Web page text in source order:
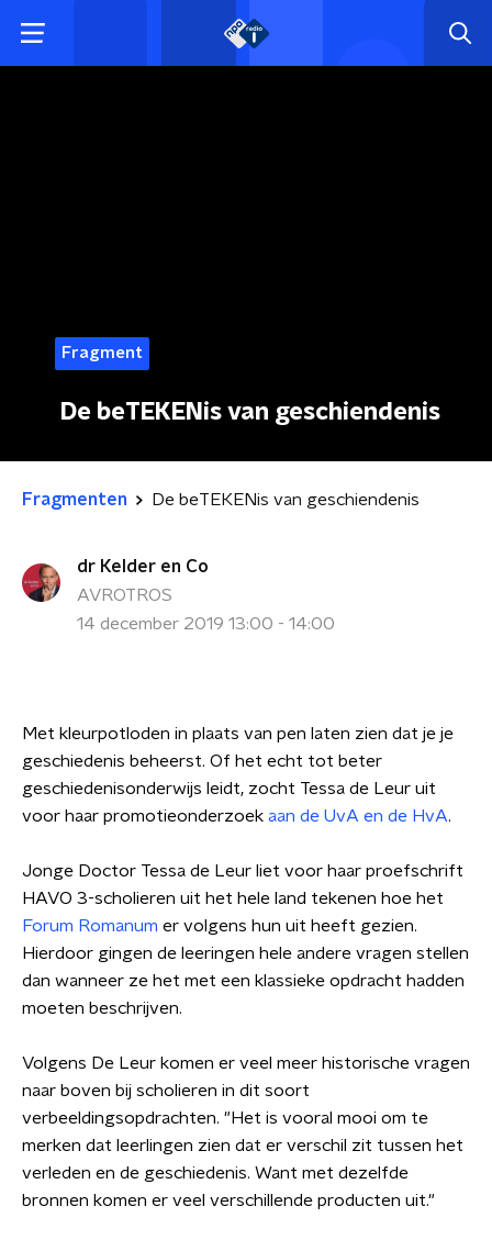
Fragment
De beTEKENis van geschiendenis
Fragmenten De beTEKENis van geschiendenis
dr Kelder en Co
AVROTROS
14 december 2019 13:00 - 14:00
Met kleurpotloden in plaats van pen laten zien dat je je
geschiedenis beheerst. Of het echt tot beter
geschiedenisonderwijs leidt, zocht Tessa de Leur uit
voor haar promotieonderzoek aan de UvA en de HvA.
Jonge Doctor Tessa de Leur liet voor haar proefschrift
HAVO 3-scholieren uit het hele land tekenen hoe het
Forum Romanum er volgens hun uit heeft gezien.
Hierdoor gingen de leeringen hele andere vragen stellen
dan wanneer ze het met een klassieke opdracht hadden
moeten beschrijven.
Volgens De Leur komen er veel meer historische vragen
naar boven bij scholieren in dit soort
verbeeldingsopdrachten. "Het is vooral mooi om te
merken dat leerlingen zien dat er verschil zit tussen het
verleden en de geschiedenis. Want met dezelfde
bronnen komen er veel verschillende producten uit."